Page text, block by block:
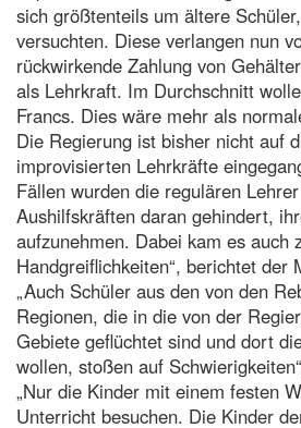
sich größtenteils um ältere
versuchten. Diese verlangen nun
rückwirkende Zahlung von
als Lehrkraft. Im Durchschnitt
Francs. Dies wäre mehr als
Die Regierung ist bisher nicht auf
improvisierten Lehrkräfte
Fällen wurden die regulären
Aushilfskräften daran gehindert,
aufzunehmen. Dabei kam es auch
Handgreiflichkeiten“, berichtet der
„Auch Schüler aus den von den
Regionen, die in die von der
Gebiete geflüchtet sind und dort
wollen, stoßen auf
„Nur die Kinder mit einem festen
Unterricht besuchen. Die Kinder